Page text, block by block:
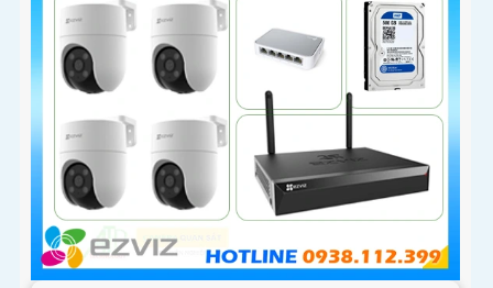
nghiệp. Chúc bạn tìm được giải pháp an ninh phù hợp!